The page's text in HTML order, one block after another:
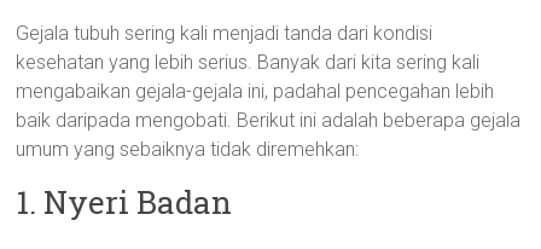
Gejala tubuh sering kali menjadi tanda dari kondisi
kesehatan yang lebih serius. Banyak dari kita sering kali
mengabaikan gejala-gejala ini, padahal pencegahan lebih
baik daripada mengobati. Berikut ini adalah beberapa gejala
umum yang sebaiknya tidak diremehkan:
1. Nyeri Badan